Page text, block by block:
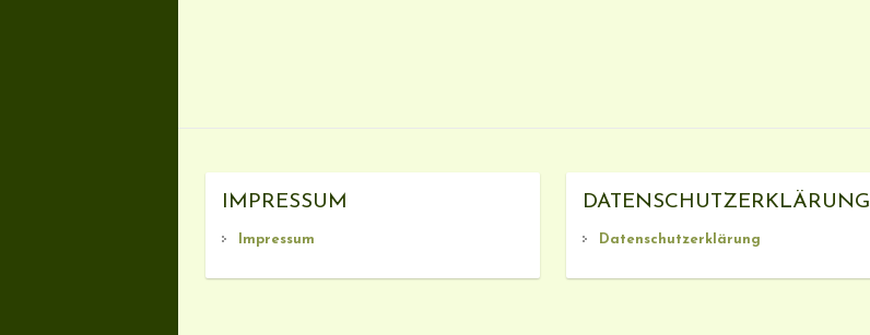
IMPRESSUM
Impressum
DATENSCHUTZERKLÄRUNG
Datenschutzerklärung